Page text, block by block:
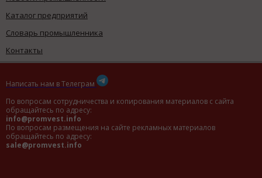
Каталог предприятий
Словарь промышленника
Контакты
Написать нам в Телеграм
По вопросам сотрудничества и копирования материалов с сайта
обращайтесь по адресу:
info@promvest.info
По вопросам размещения на сайте рекламных материалов
обращайтесь по адресу:
sale@promvest.info